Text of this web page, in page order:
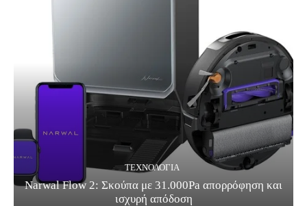
ΤΕΧΝΟΛΟΓΊΑ
Narwal Flow 2: Σκούπα με 31.000Pa απορρόφηση και
ισχυρή απόδοση